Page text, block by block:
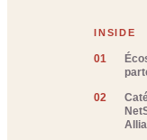
INSIDE
01
02